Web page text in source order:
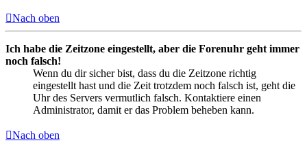
Nach oben
Ich habe die Zeitzone eingestellt, aber die Forenuhr geht immer
noch falsch!
Wenn du dir sicher bist, dass du die Zeitzone richtig
eingestellt hast und die Zeit trotzdem noch falsch ist, geht die
Uhr des Servers vermutlich falsch. Kontaktiere einen
Administrator, damit er das Problem beheben kann.
Nach oben